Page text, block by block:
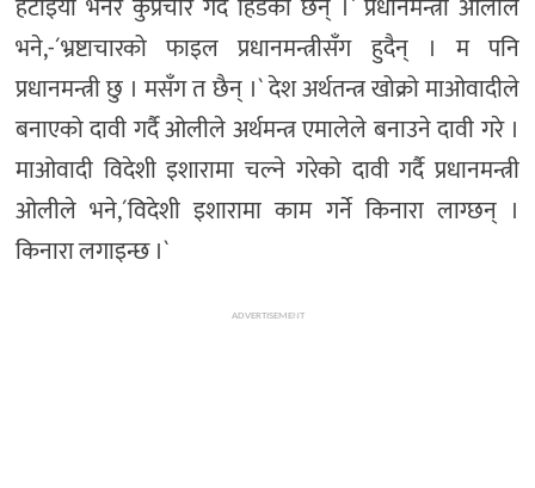
हटाइयो भनेर कुप्रचार गर्दै हिडेका छन् ।` प्रधानमन्त्री ओलीले
भने,-´भ्रष्टाचारको फाइल प्रधानमन्त्रीसँग हुदैन् । म पनि
प्रधानमन्त्री छु । मसँग त छैन् ।` देश अर्थतन्त्र खोक्रो माओवादीले
बनाएको दावी गर्दै ओलीले अर्थमन्त्र एमालेले बनाउने दावी गरे ।
माओवादी विदेशी इशारामा चल्ने गरेको दावी गर्दै प्रधानमन्त्री
ओलीले भने,´विदेशी इशारामा काम गर्ने किनारा लाग्छन् ।
किनारा लगाइन्छ ।`
ADVERTISEMENT